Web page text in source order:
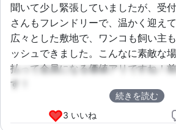
聞いて少し緊張していましたが、受
さんもフレンドリーで、温かく迎え
広々とした敷地で、ワンコも飼い主
ッシュできました。こんなに素敵な
払って会員になる価値アリですね！
す！
続きを読む
3 いいね